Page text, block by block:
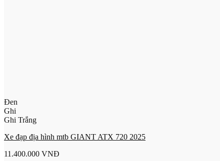
Đen
Ghi
Ghi Trắng
Xe đạp địa hình mtb GIANT ATX 720 2025
11.400.000 VNĐ